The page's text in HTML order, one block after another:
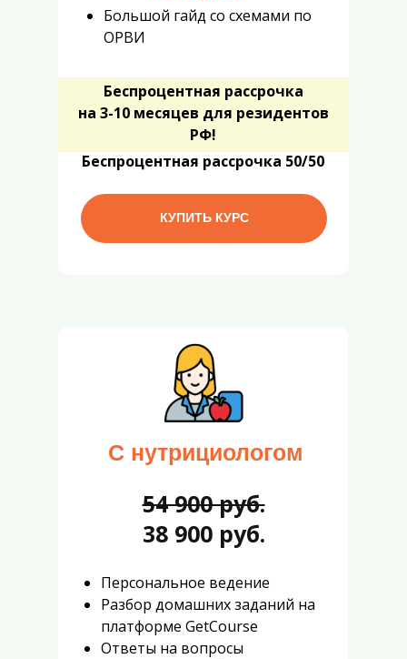
С нутрициологом
КУПИТЬ КУРС
Беспроцентная рассрочка
на 3-10 месяцев для резидентов
РФ!
38 900 руб.
Персональное ведение
Разбор домашних заданий на
платформе GetCourse
Ответы на вопросы
Беспроцентная рассрочка 50/50
54 900 руб.
Большой гайд со схемами по
ОРВИ